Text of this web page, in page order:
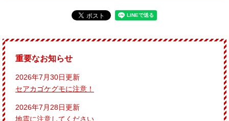
重要なお知らせ
2026年7月30日更新
セアカゴケグモに注意！
2026年7月28日更新
地震に注意してください